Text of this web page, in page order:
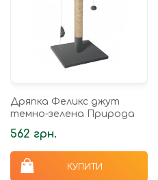
Дряпка Феликс джут
темно-зелена Природа
562 грн.
КУПИТИ